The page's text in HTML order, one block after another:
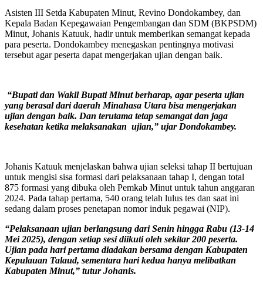
Asisten III Setda Kabupaten Minut, Revino Dondokambey, dan
Kepala Badan Kepegawaian Pengembangan dan SDM (BKPSDM)
Minut, Johanis Katuuk, hadir untuk memberikan semangat kepada
para peserta. Dondokambey menegaskan pentingnya motivasi
tersebut agar peserta dapat mengerjakan ujian dengan baik.
“Bupati dan Wakil Bupati Minut berharap, agar peserta ujian
yang berasal dari daerah Minahasa Utara bisa mengerjakan
ujian dengan baik. Dan terutama tetap semangat dan jaga
kesehatan ketika melaksanakan ujian,” ujar Dondokambey.
Johanis Katuuk menjelaskan bahwa ujian seleksi tahap II bertujuan
untuk mengisi sisa formasi dari pelaksanaan tahap I, dengan total
875 formasi yang dibuka oleh Pemkab Minut untuk tahun anggaran
2024. Pada tahap pertama, 540 orang telah lulus tes dan saat ini
sedang dalam proses penetapan nomor induk pegawai (NIP).
“Pelaksanaan ujian berlangsung dari Senin hingga Rabu (13-14
Mei 2025), dengan setiap sesi diikuti oleh sekitar 200 peserta.
Ujian pada hari pertama diadakan bersama dengan Kabupaten
Kepulauan Talaud, sementara hari kedua hanya melibatkan
Kabupaten Minut,” tutur Johanis.